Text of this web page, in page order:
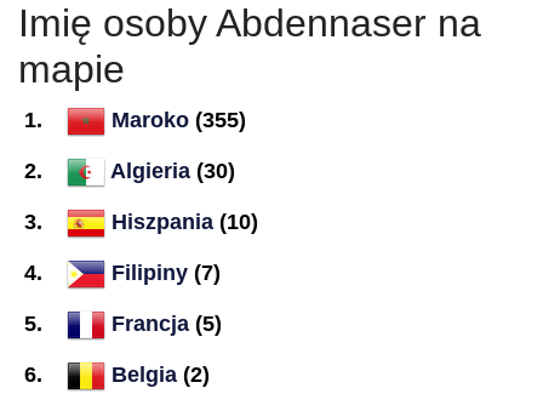
Imię osoby Abdennaser na
mapie
Maroko (355)
Algieria (30)
Hiszpania (10)
Filipiny (7)
Francja (5)
Belgia (2)